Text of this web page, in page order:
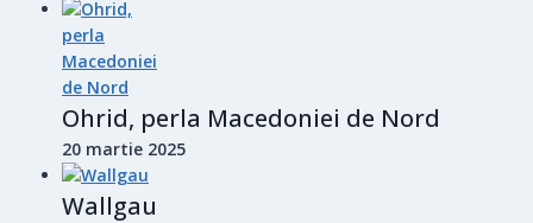
Ohrid, perla Macedoniei de Nord
20 martie 2025
Wallgau